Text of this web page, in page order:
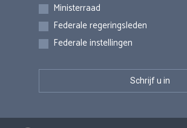
Inschrijvingen
Ministerraad
Federale regeringsleden
Federale instellingen